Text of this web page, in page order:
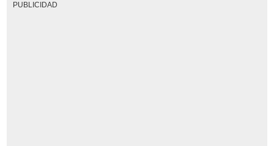
PUBLICIDAD